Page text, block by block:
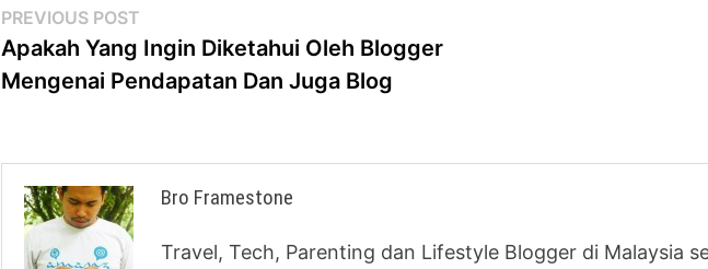
Post
navigation
PREVIOUS POST
post:
Apakah Yang Ingin Diketahui Oleh Blogger
Mengenai Pendapatan Dan Juga Blog
Bro Framestone
Travel, Tech, Parenting dan Lifestyle Blogger di Malaysia